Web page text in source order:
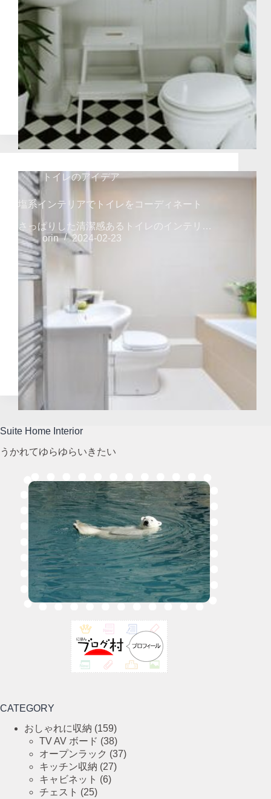
トイレのアイデア
塩系インテリアでトイレをコーディネート
さっぱりした清潔感あるトイレのインテリ…
orin
2024-02-23
Suite Home Interior
うかれてゆらゆらいきたい
CATEGORY
おしゃれに収納 (159)
TV AV ボード (38)
オープンラック (37)
キッチン収納 (27)
キャビネット (6)
チェスト (25)